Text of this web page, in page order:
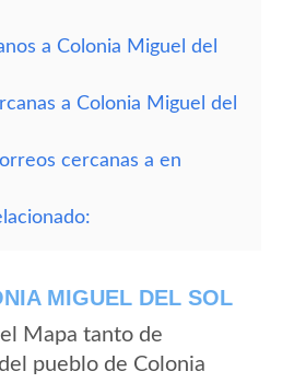
a Colonia Miguel del
a Colonia Miguel del
cercanas a en
MIGUEL DEL SOL
Mapa tanto de
pueblo de Colonia